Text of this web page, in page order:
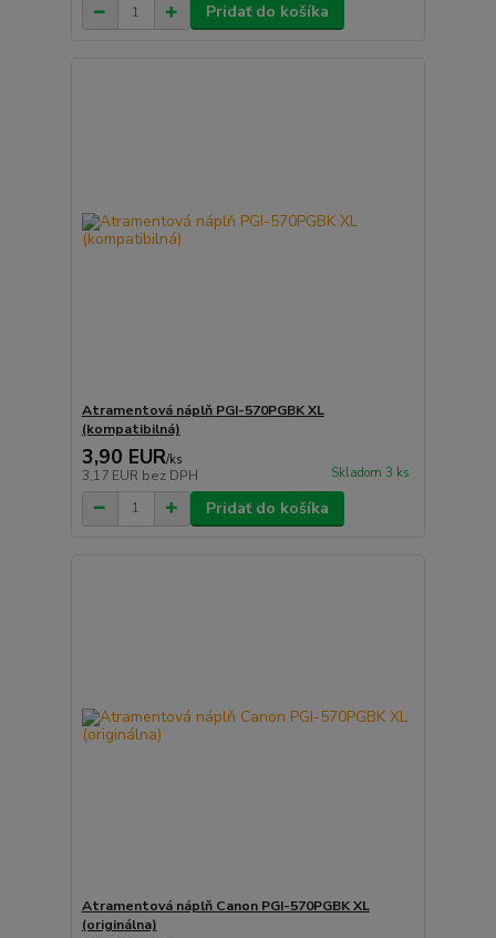
Pridať do košíka
Atramentová náplň PGI-570PGBK XL
(kompatibilná)
3,90 EUR/ks
3,17 EUR bez DPH Skladom 3 ks
Pridať do košíka
Atramentová náplň Canon PGI-570PGBK XL
(originálna)